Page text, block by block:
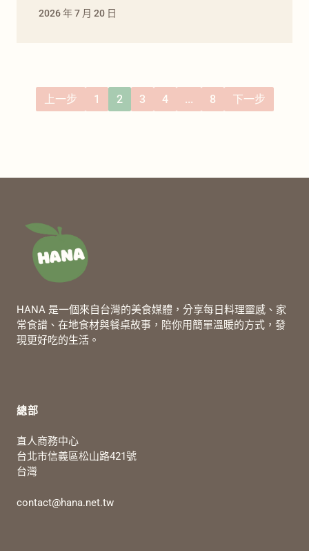
2026 年 7 月 20 日
上一步 1 2 3 4 ... 8 下一步
HANA 是一個來自台灣的美食媒體，分享每日料理靈感、家
常食譜、在地食材與餐桌故事，陪你用簡單溫暖的方式，發
現更好吃的生活。
總部
直人商務中心
台北市信義區松山路421號
台灣
contact@hana.net.tw